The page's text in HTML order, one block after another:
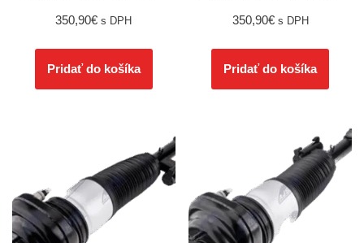
350,90€ s DPH
Pridať do košíka
350,90€ s DPH
Pridať do košíka